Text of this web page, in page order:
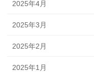
2025年4月
2025年3月
2025年2月
2025年1月